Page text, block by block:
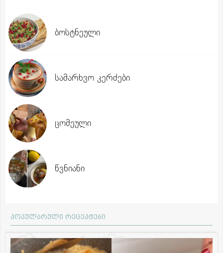
ბოსტნეული
სამარხვო კერძები
ცომეული
წვნიანი
პოპულარული რეცეპტები